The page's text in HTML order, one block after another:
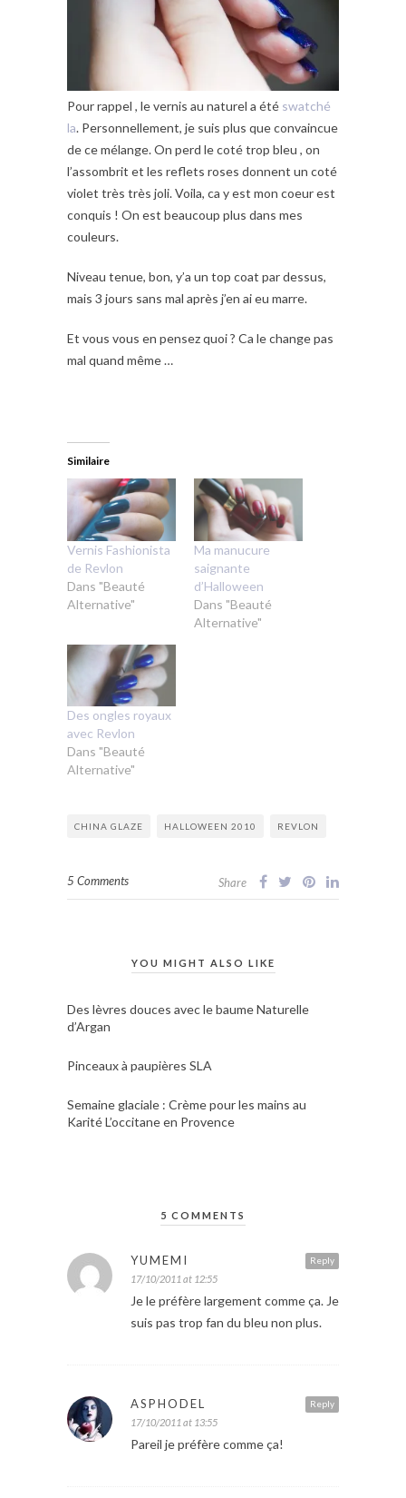
Pour rappel , le vernis au naturel a été swatché
la. Personnellement, je suis plus que convaincue
de ce mélange. On perd le coté trop bleu , on
l’assombrit et les reflets roses donnent un coté
violet très très joli. Voila, ca y est mon coeur est
conquis ! On est beaucoup plus dans mes
couleurs.
Niveau tenue, bon, y’a un top coat par dessus,
mais 3 jours sans mal après j’en ai eu marre.
Et vous vous en pensez quoi ? Ca le change pas
mal quand même …
Similaire
Vernis Fashionista
de Revlon
Dans "Beauté
Alternative"
Ma manucure
saignante
d’Halloween
Dans "Beauté
Alternative"
Des ongles royaux
avec Revlon
Dans "Beauté
Alternative"
CHINA GLAZE HALLOWEEN 2010 REVLON
5 Comments Share
YOU MIGHT ALSO LIKE
Des lèvres douces avec le baume Naturelle
d’Argan
Pinceaux à paupières SLA
Semaine glaciale : Crème pour les mains au
Karité L’occitane en Provence
5 COMMENTS
Reply
YUMEMI
17/10/2011 at 12:55
Je le préfère largement comme ça. Je
suis pas trop fan du bleu non plus.
Reply
ASPHODEL
17/10/2011 at 13:55
Pareil je préfère comme ça!